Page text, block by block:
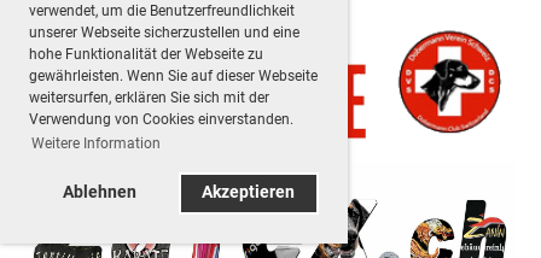
verwendet, um die Benutzerfreundlichkeit
unserer Webseite sicherzustellen und eine
hohe Funktionalität der Webseite zu
gewährleisten. Wenn Sie auf dieser Webseite
weitersurfen, erklären Sie sich mit der
Verwendung von Cookies einverstanden.
Weitere Information
Ablehnen Akzeptieren